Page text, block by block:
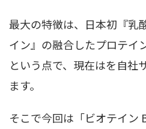
最大の特徴は、日本初『
イン』の融合したプロテイ
という点で、現在はを自社
ます。
そこで今回は「ビオテイン